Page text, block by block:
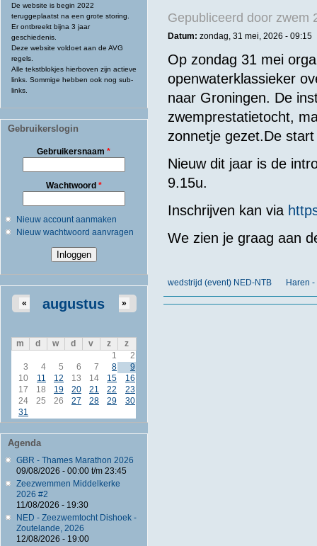
De website is begin 2022
teruggeplaatst na een grote storing.
Er ontbreekt bijna 3 jaar
geschiedenis.
Deze website voldoet aan de AVG
regels.
Alle tekstblokjes hierboven zijn actieve
links. Sommige hebben ook nog sub-
links.
Gebruikerslogin
Gebruikersnaam*
Wachtwoord *
Nieuw account aanmaken
Nieuw wachtwoord aanvragen
augustus
« »
m d w d v z
z
1
2
3
4 5 6 7 8
9
10
11 12 13 14 15
16
17
18 19 20 21 22
23
24
25 26 27 28 29
30
31
Agenda
GBR - Thames Marathon 2026
09/08/2026 - 00:00t/m 23:45
Zeezwemmen Middelkerke
2026 #2
11/08/2026 - 19:30
NED - Zeezwemtocht Dishoek -
Zoutelande, 2026
12/08/2026 - 19:00
Gepubliceerd door zwem
Datum: zondag, 31 mei, 2026 - 09:15
Op zondag 31 mei
openwaterklassieker
naar Groningen. De
zwemprestatietocht,
zonnetje gezet.De
Nieuw dit jaar is de
9.15u.
Inschrijven kan via
We zien je graag aan
wedstrijd (event) NED-NTB Haren -